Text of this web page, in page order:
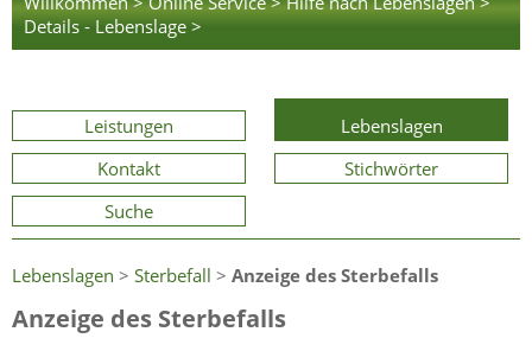
Details - Lebenslage >
Leistungen
Lebenslagen
Kontakt
Stichwörter
Suche
Lebenslagen > Sterbefall > Anzeige des Sterbefalls
Anzeige des Sterbefalls